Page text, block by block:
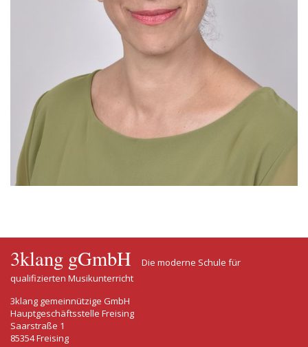
3klang gGmbH
Die moderne Schule für
qualifizierten Musikunterricht
3klang gemeinnützige GmbH
Hauptgeschäftsstelle Freising
Saarstraße 1
85354 Freising